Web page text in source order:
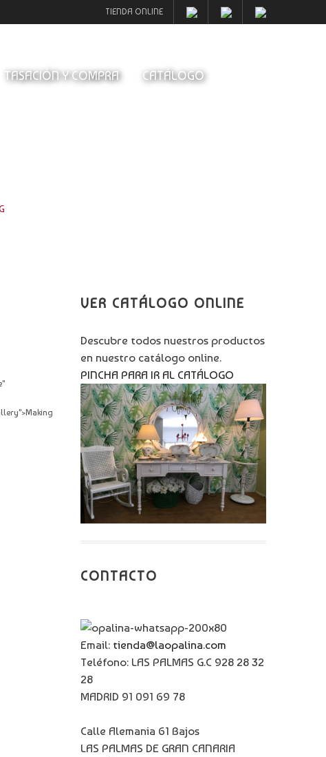
TIENDA ONLINE
TASACIÓN Y COMPRA
CATÁLOGO
VER CATÁLOGO ONLINE
Descubre todos nuestros productos
en nuestro catálogo online.
PINCHA PARA IR AL CATÁLOGO
CONTACTO
Email: tienda@laopalina.com
Teléfono: LAS PALMAS G.C 928 28 32
28
MADRID 91 091 69 78
Calle Alemania 61 Bajos
LAS PALMAS DE GRAN CANARIA